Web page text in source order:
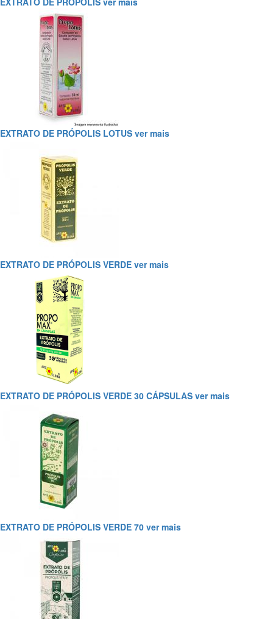
EXTRATO DE PRÓPOLIS LOTUS ver mais
EXTRATO DE PRÓPOLIS VERDE ver mais
EXTRATO DE PRÓPOLIS VERDE 30 CÁPSULAS ver mais
EXTRATO DE PRÓPOLIS VERDE 70 ver mais